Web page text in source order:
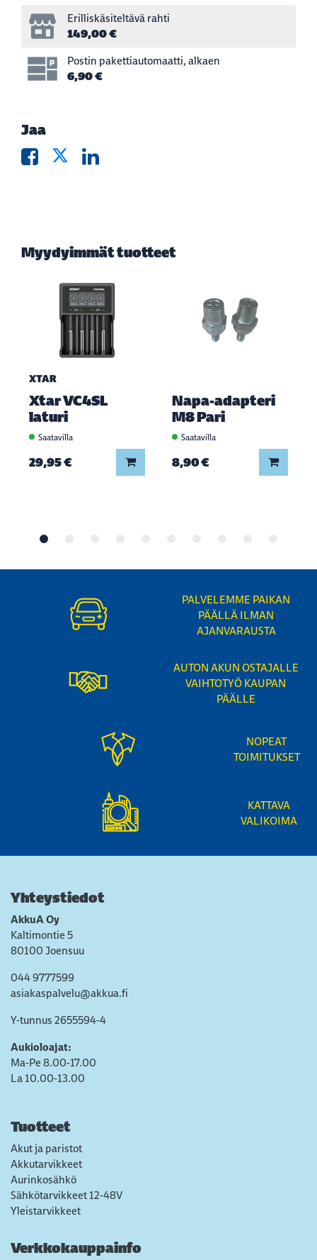
Erilliskäsiteltävä rahti
149,00 €
Postin pakettiautomaatti, alkaen
6,90 €
Jaa
Myydyimmät tuotteet
XTAR
Xtar VC4SL
laturi
Saatavilla
29,95 € Lisää koriin
Napa-adapteri
M8 Pari
Saatavilla
8,90 € Lisää
PALVELEMME PAIKAN
PÄÄLLÄ ILMAN
AJANVARAUSTA
AUTON AKUN OSTAJALLE
VAIHTOTYÖ KAUPAN
PÄÄLLE
NOPEAT
TOIMITUKSET
KATTAVA
VALIKOIMA
Yhteystiedot
AkkuA Oy
Kaltimontie 5
80100 Joensuu
044 9777599
asiakaspalvelu@akkua.fi
Y-tunnus 2655594-4
Aukioloajat:
Ma-Pe 8.00-17.00
La 10.00-13.00
Tuotteet
Akut ja paristot
Akkutarvikkeet
Aurinkosähkö
Sähkötarvikkeet 12-48V
Yleistarvikkeet
Verkkokauppainfo